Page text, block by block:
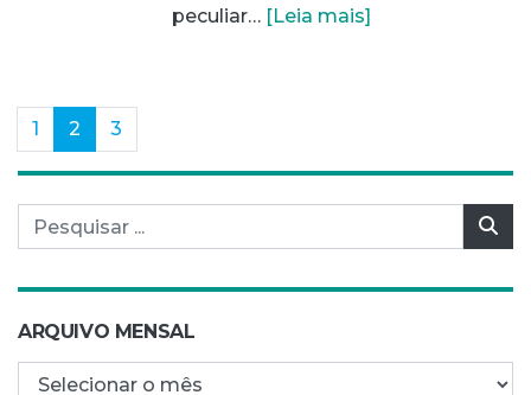
peculiar… [Leia mais]
1 2 (current)
3
Pesquisar por:
ARQUIVO MENSAL
Arquivo mensal